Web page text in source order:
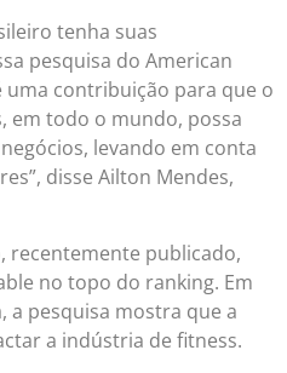
tenha suas
pesquisa do American
uma contribuição para que o
em todo o mundo, possa
levando em conta
disse Ailton Mendes,
recentemente publicado,
no topo do ranking. Em
a pesquisa mostra que a
a indústria de fitness.